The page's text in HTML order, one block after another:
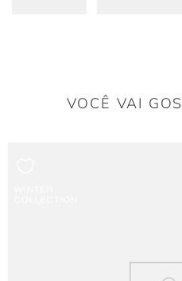
VOCÊ VAI